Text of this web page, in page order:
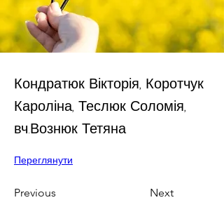
Кондратюк Вікторія, Коротчук
Кароліна, Теслюк Соломія,
вч.Вознюк Тетяна
Previous Next
Переглянути